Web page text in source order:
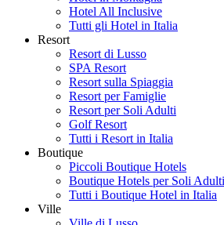
Hotel All Inclusive
Tutti gli Hotel in Italia
Resort
Resort di Lusso
SPA Resort
Resort sulla Spiaggia
Resort per Famiglie
Resort per Soli Adulti
Golf Resort
Tutti i Resort in Italia
Boutique
Piccoli Boutique Hotels
Boutique Hotels per Soli Adulti
Tutti i Boutique Hotel in Italia
Ville